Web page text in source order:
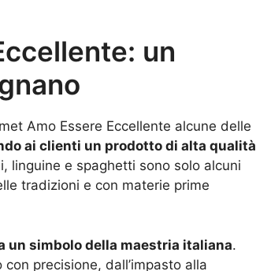
un
Amo Essere Eccellente alcune delle
ai clienti un prodotto di alta qualità
linguine e spaghetti sono solo alcuni
tradizioni e con materie prime
un simbolo della maestria italiana.
precisione, dall’impasto alla